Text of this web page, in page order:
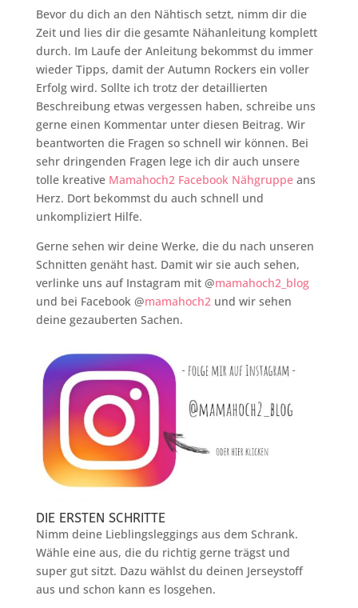
Bevor du dich an den Nähtisch setzt, nimm dir die
Zeit und lies dir die gesamte Nähanleitung komplett
durch. Im Laufe der Anleitung bekommst du immer
wieder Tipps, damit der Autumn Rockers ein voller
Erfolg wird. Sollte ich trotz der detaillierten
Beschreibung etwas vergessen haben, schreibe uns
gerne einen Kommentar unter diesen Beitrag. Wir
beantworten die Fragen so schnell wir können. Bei
sehr dringenden Fragen lege ich dir auch unsere
tolle kreative Mamahoch2 Facebook Nähgruppeans
Herz. Dort bekommst du auch schnell und
unkompliziert Hilfe.
Gerne sehen wir deine Werke, die du nach unseren
Schnitten genäht hast. Damit wir sie auch sehen,
verlinke uns auf Instagram mit @mamahoch2_blog
und bei Facebook @mamahoch2 und wir sehen
deine gezauberten Sachen.
DIE ERSTEN SCHRITTE
Nimm deine Lieblingsleggings aus dem Schrank.
Wähle eine aus, die du richtig gerne trägst und
super gut sitzt. Dazu wählst du deinen Jerseystoff
aus und schon kann es losgehen.